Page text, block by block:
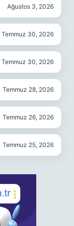
Ağustos 3, 2026
Temmuz 30, 2026
Temmuz 30, 2026
Temmuz 28, 2026
Temmuz 26, 2026
Temmuz 25, 2026